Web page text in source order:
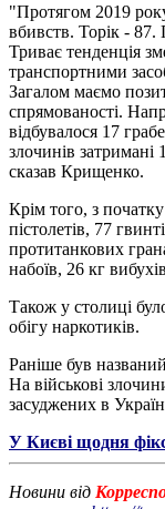
"Протягом 2019
вбивств. Торік -
Триває тенденція
транспортними
Загалом маємо
спрямованості.
відбувалося 17
злочинів
сказав Крищенко.
Крім того, з
пістолетів, 77
протитанкових
набоїв, 26 кг
Також у столиці
обігу наркотиків.
Раніше був названий
На військові
засуджених в
У Києві щодня
Новини від